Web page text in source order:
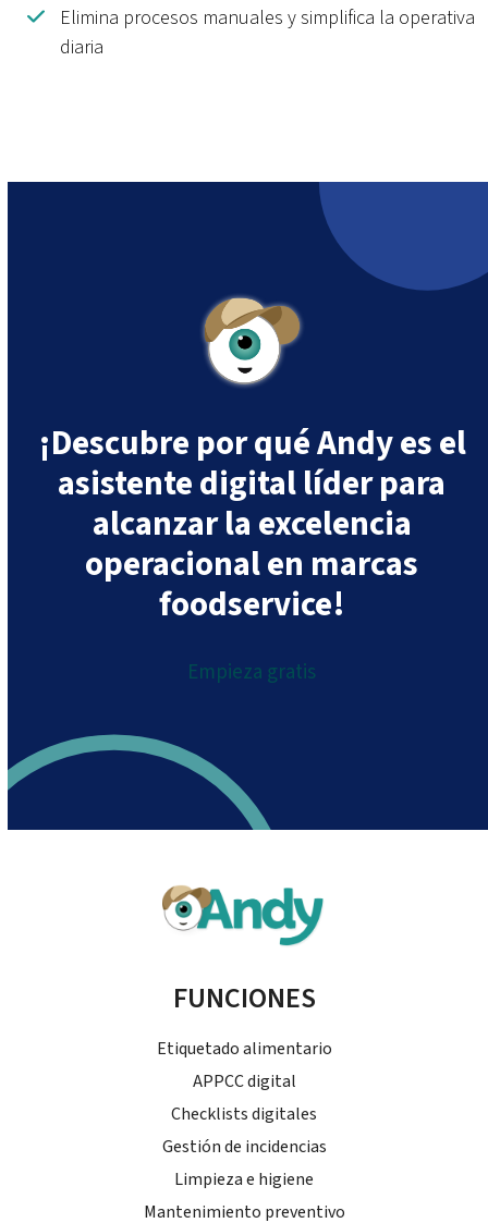
Elimina procesos manuales y simplifica la operativa
diaria
¡Descubre por qué Andy es el
asistente digital líder para
alcanzar la excelencia
operacional en marcas
foodservice!
Empieza gratis
FUNCIONES
Etiquetado alimentario
APPCC digital
Checklists digitales
Gestión de incidencias
Limpieza e higiene
Mantenimiento preventivo